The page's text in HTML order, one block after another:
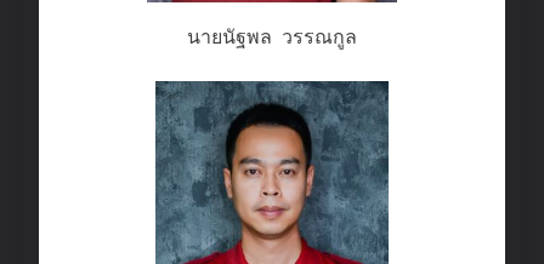
นายนัฐพล วรรณกูล